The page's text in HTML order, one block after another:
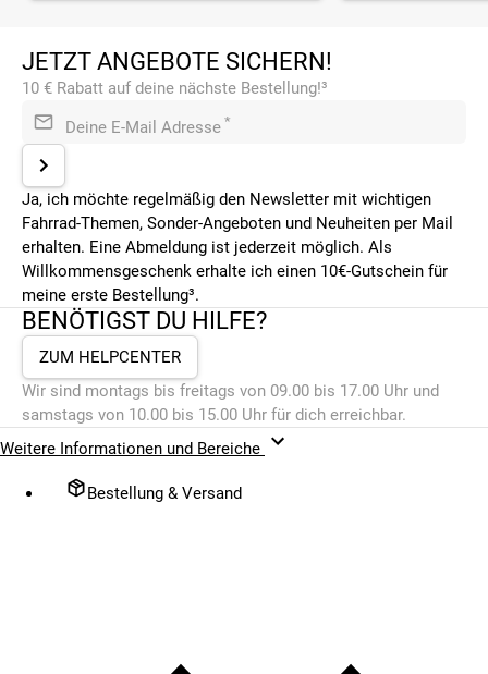
JETZT ANGEBOTE SICHERN!
10 € Rabatt auf deine nächste Bestellung!³
Deine E-Mail Adresse *
Ja, ich möchte regelmäßig den Newsletter mit wichtigen
Fahrrad-Themen, Sonder-Angeboten und Neuheiten per Mail
erhalten. Eine Abmeldung ist jederzeit möglich. Als
Willkommensgeschenk erhalte ich einen 10€-Gutschein für
meine erste Bestellung³.
BENÖTIGST DU HILFE?
ZUM HELPCENTER
Wir sind montags bis freitags von 09.00 bis 17.00 Uhr und
samstags von 10.00 bis 15.00 Uhr für dich erreichbar.
Weitere Informationen und Bereiche
Bestellung & Versand